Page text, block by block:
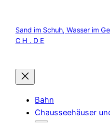
springen
Sand im Schuh, Wasser im
C H . D E
Bahn
Chausseehäuser